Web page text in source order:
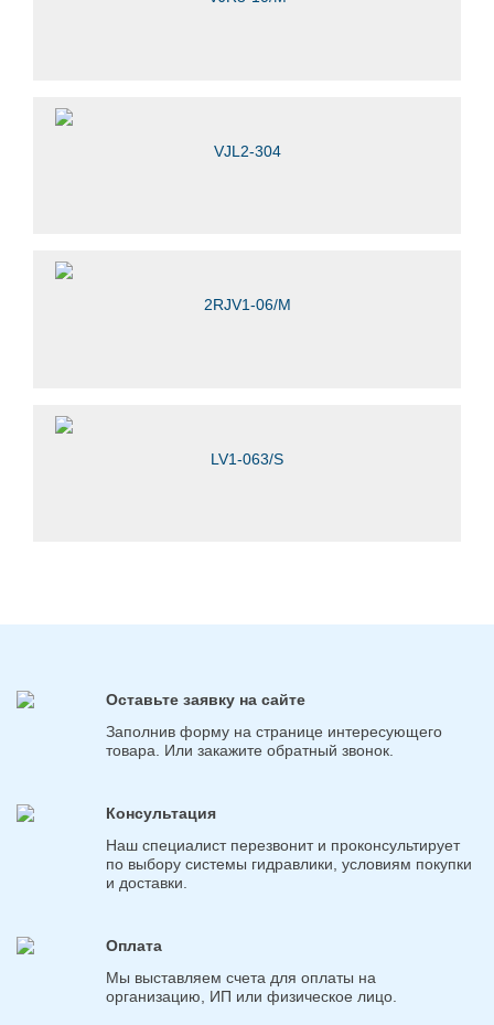
VJL2-304
2RJV1-06/M
LV1-063/S
Оставьте заявку на сайте
Заполнив форму на странице интересующего
товара. Или закажите обратный звонок.
Консультация
Наш специалист перезвонит и проконсультирует
по выбору системы гидравлики, условиям покупки
и доставки.
Оплата
Мы выставляем счета для оплаты на
организацию, ИП или физическое лицо.